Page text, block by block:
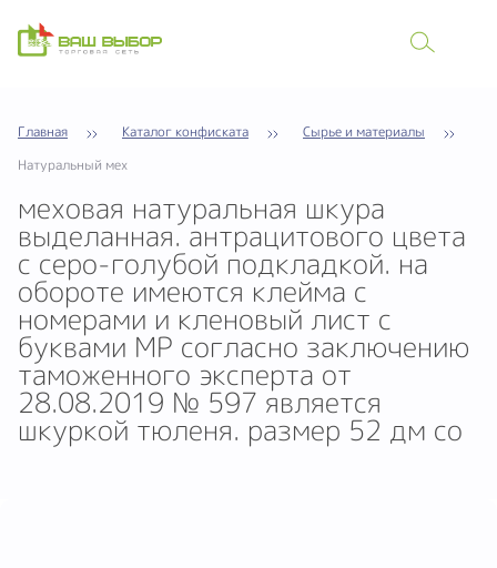
Главная Каталог конфиската
Сырье и материалы
Натуральный мех
меховая натуральная шкура
выделанная. антрацитового цвета
с серо-голубой подкладкой. на
обороте имеются клейма с
номерами и кленовый лист с
буквами МР согласно заключению
таможенного эксперта от
28.08.2019 № 597 является
шкуркой тюленя. размер 52 дм со